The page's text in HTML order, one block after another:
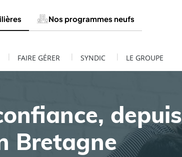
Nos programmes neufs
| FAIRE GÉRER | SYNDIC | LE GROUPE
depuis
Bretagne